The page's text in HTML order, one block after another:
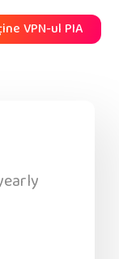
VPN-ul PIA